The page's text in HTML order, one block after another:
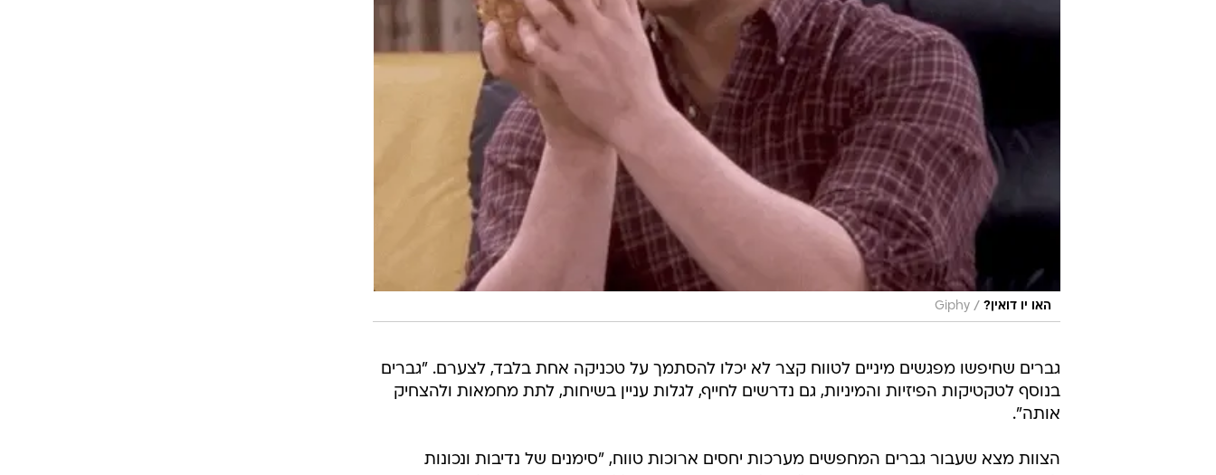
האו יו דואין? /
Giphy
גברים שחיפשו מפגשים מיניים לטווח קצר לא יכלו להסתמך על טכניקה אחת בלבד, לצערם. "גברים
בנוסף לטקטיקות הפיזיות והמיניות, גם נדרשים לחייף, לגלות עניין בשיחות, לתת מחמאות ולהצחיק
אותה".
הצוות מצא שעבור גברים המחפשים מערכות יחסים ארוכות טווח, "סימנים של נדיבות ונכונות